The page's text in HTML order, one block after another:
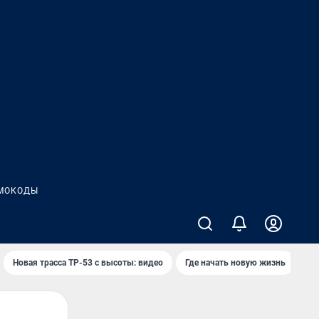
Новая трасса ТР-53 с высоты: видео Где начать новую жизнь